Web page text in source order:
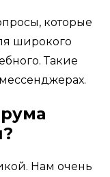
которые
широкого
Такие
Нам очень